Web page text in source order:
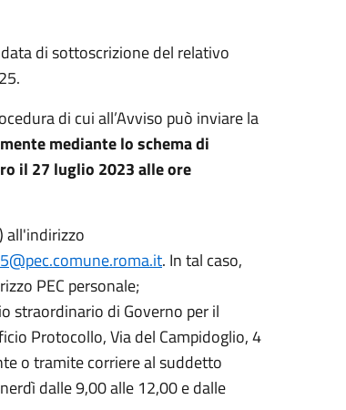
di sottoscrizione del relativo
di cui all’Avviso può inviare la
mediante lo schema di
il 27 luglio 2023 alle ore
all'indirizzo
. In tal caso,
PEC personale;
straordinario di Governo per il
Protocollo, Via del Campidoglio, 4
o tramite corriere al suddetto
dalle 9,00 alle 12,00 e dalle